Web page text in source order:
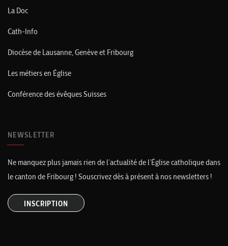
La Doc
Cath-Info
Diocèse de Lausanne, Genève et Fribourg
Les métiers en Église
Conférence des évêques Suisses
NEWSLETTER
Ne manquez plus jamais rien de l’actualité de l’Église catholique dans
le canton de Fribourg ! Souscrivez dès à présent à nos newsletters !
INSCRIPTION